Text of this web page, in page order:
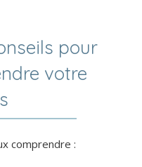
pour
votre
comprendre :